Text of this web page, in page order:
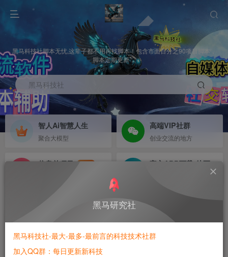
黑马科技社脚本无忧,这辈子都不用再找脚本！包含市面百分之90项目脚本，
脚本定期更新，
黑马科技社
智人Ai智慧人生
聚合大模型
高端VIP社群
创业交流的地方
信息差项目
NEW
星星直播间养号助手，已更新到社群网盘，搭配比
特浏览器使用，评论点赞送星星都可以概率触发，
提高账号权重必备
黑马研究社
黑马科技社-最大-最多-最前言的科技技术社群
加入QQ群：每日更新新科技